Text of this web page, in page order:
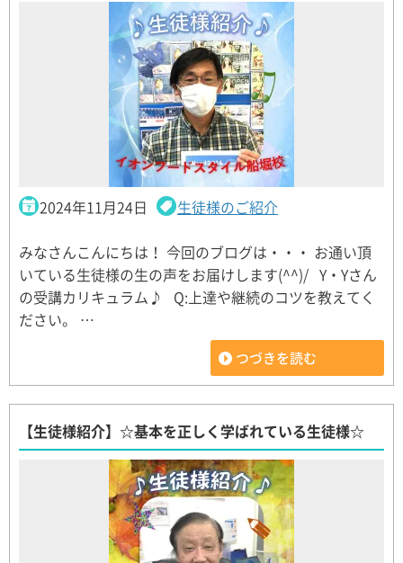
2024年11月24日 生徒様のご紹介
みなさんこんにちは！ 今回のブログは・・・ お通い頂
いている生徒様の生の声をお届けします(^^)/ Y・Yさん
の受講カリキュラム♪ Q:上達や継続のコツを教えてく
ださい。 …
つづきを読む
【生徒様紹介】☆基本を正しく学ばれている生徒様☆